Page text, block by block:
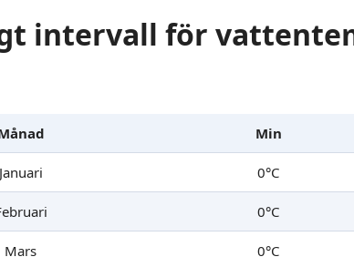
intervall för
Min
Januari 0°C
0°C
Mars 0°C